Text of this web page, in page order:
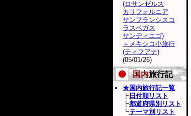
(ロサンゼルス
カリフォルニア
サンフランシスコ
ラスベガス
サンディエゴ)
＋メキシコ小旅行
(ティフアナ)
(05/01/26)
国内旅行記
★国内旅行記一覧
┣ 日付順リスト
┣都道府県別リスト
┗テーマ別リスト